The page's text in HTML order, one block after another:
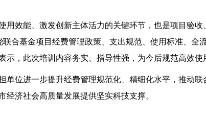
效能、激发创新主体活力的关键环节，也是项目验
合基金项目经费管理政策、支出规范、使用标准、
，此次培训内容务实、指导性强，为今后规范高效使
位进一步提升经费管理规范化、精细化水平，推动
济社会高质量发展提供坚实科技支撑。